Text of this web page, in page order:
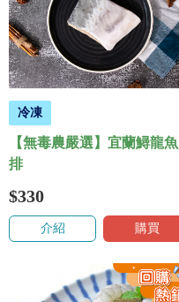
冷凍
【無毒農嚴選】宜蘭鱘龍魚
排
$330
介紹 購買